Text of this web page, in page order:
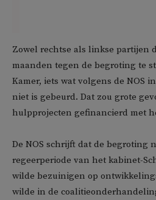
Zowel rechtse als linkse partijen
maanden tegen de begroting te
Kamer, iets wat volgens de NOS
niet is gebeurd. Dat zou grote
hulpprojecten gefinancierd met
De NOS schrijft dat de begroting
regeerperiode van het kabinet-
wilde bezuinigen op
wilde in de